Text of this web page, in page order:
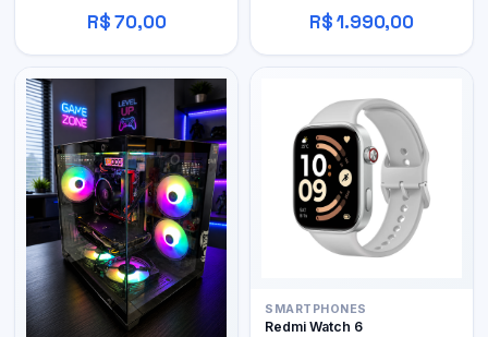
R$ 70,00 R$ 1.990,00
SMARTPHONES
Redmi Watch 6